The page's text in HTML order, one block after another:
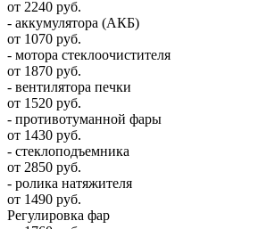
от 2240 руб.
- аккумулятора (АКБ)
от 1070 руб.
- мотора стеклоочистителя
от 1870 руб.
- вентилятора печки
от 1520 руб.
- противотуманной фары
от 1430 руб.
- стеклоподъемника
от 2850 руб.
- ролика натяжителя
от 1490 руб.
Регулировка фар